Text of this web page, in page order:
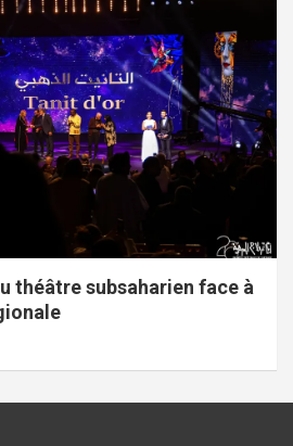
théâtre subsaharien face à